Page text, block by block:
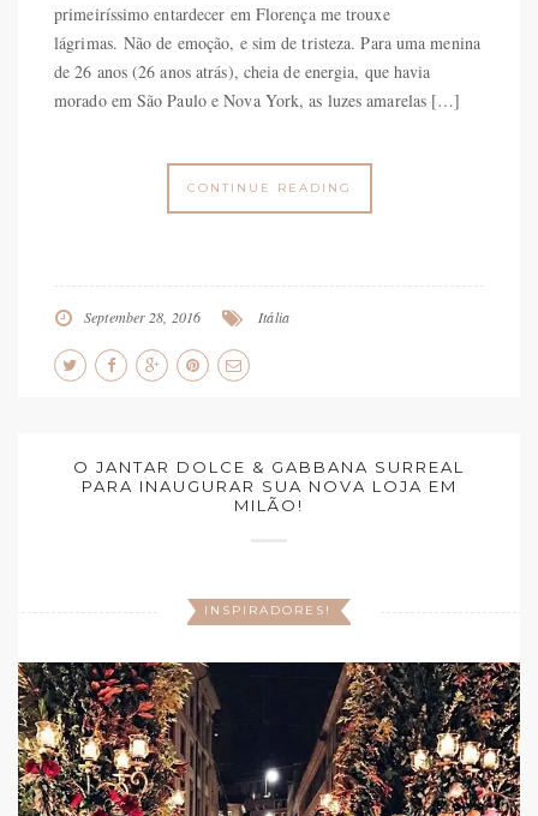
primeiríssimo entardecer em Florença me trouxe
lágrimas. Não de emoção, e sim de tristeza. Para uma menina
de 26 anos (26 anos atrás), cheia de energia, que havia
morado em São Paulo e Nova York, as luzes amarelas […]
CONTINUE READING
September 28, 2016 Itália
O JANTAR DOLCE & GABBANA SURREAL
PARA INAUGURAR SUA NOVA LOJA EM
MILÃO!
INSPIRADORES!